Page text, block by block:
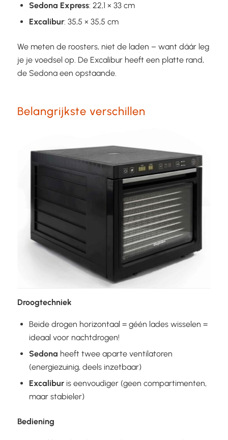
Sedona Express: 22,1 × 33 cm
Excalibur: 35,5 × 35,5 cm
We meten de roosters, niet de laden – want dáár leg
je je voedsel op. De Excalibur heeft een platte rand,
de Sedona een opstaande.
Belangrijkste verschillen
Droogtechniek
Beide drogen horizontaal = géén lades wisselen =
ideaal voor nachtdrogen!
Sedona heeft twee aparte ventilatoren
(energiezuinig, deels inzetbaar)
Excaliburis eenvoudiger (geen compartimenten,
maar stabieler)
Bediening